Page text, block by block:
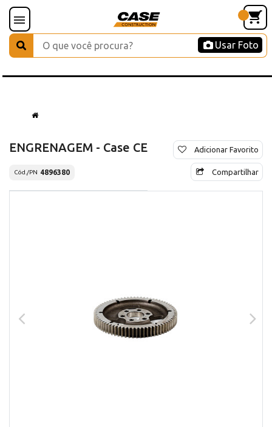
Usar Foto
ENGRENAGEM - Case CE
Cód./PN 4896380
Adicionar Favorito
Compartilhar